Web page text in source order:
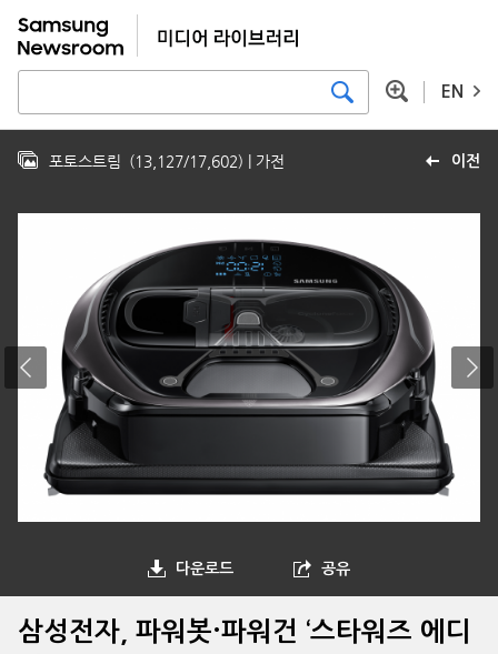
EN
이전
포토스트림 (13,127/17,602) | 가전
다운로드 공유
삼성전자, 파워봇·파워건 ‘스타워즈 에디